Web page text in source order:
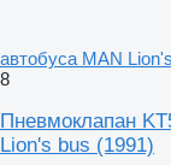
автобуса MAN
8
Пневмоклапан
Lion's bus (1991)